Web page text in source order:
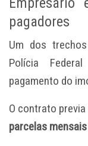
pagadores
Um dos
Polícia
pagamento do
O contrato
parcelas